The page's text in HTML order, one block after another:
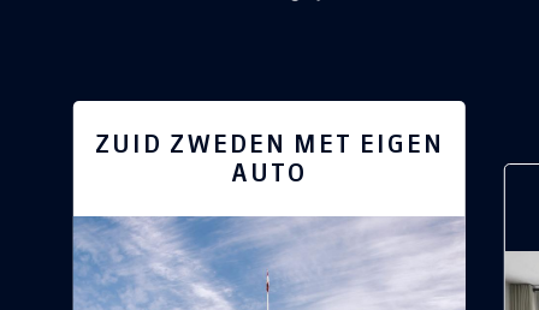
ZUID ZWEDEN MET EIGEN
AUTO